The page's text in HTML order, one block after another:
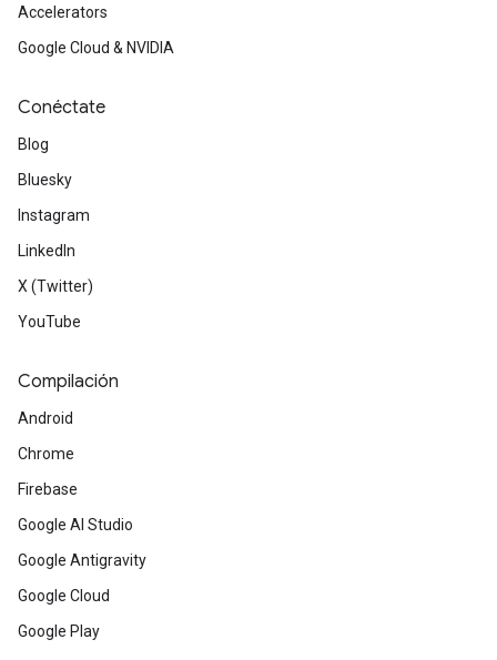
Accelerators
Google Cloud & NVIDIA
Conéctate
Blog
Bluesky
Instagram
LinkedIn
X (Twitter)
YouTube
Compilación
Android
Chrome
Firebase
Google AI Studio
Google Antigravity
Google Cloud
Google Play